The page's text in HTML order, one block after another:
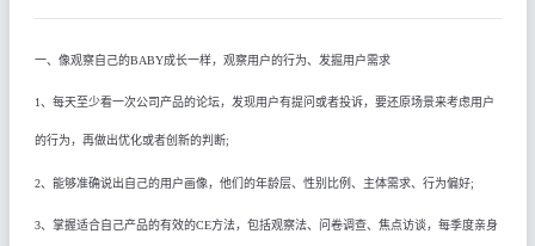
一、像观察自己的BABY成长一样，观察用户的行为、发掘用户需求
1、每天至少看一次公司产品的论坛，发现用户有提问或者投诉，要还原场景来考虑用户
的行为，再做出优化或者创新的判断;
2、能够准确说出自己的用户画像，他们的年龄层、性别比例、主体需求、行为偏好;
3、掌握适合自己产品的有效的CE方法，包括观察法、问卷调查、焦点访谈，每季度亲身